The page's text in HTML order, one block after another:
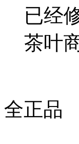
已经
茶叶
全正品